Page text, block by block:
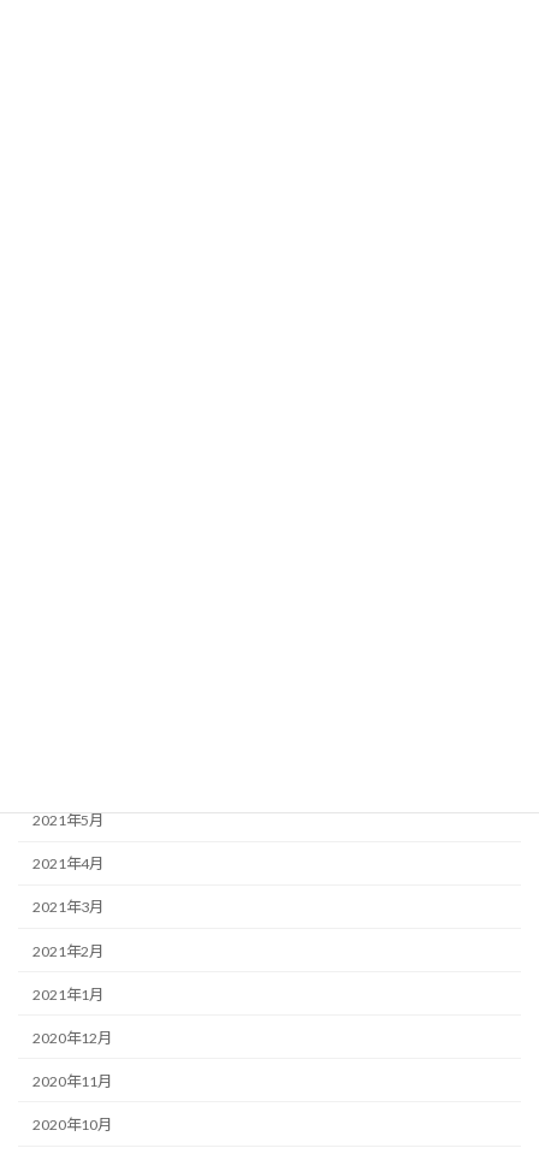
2021年5月
2021年4月
2021年3月
2021年2月
2021年1月
2020年12月
2020年11月
2020年10月